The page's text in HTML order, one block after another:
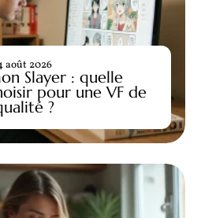
Slayer : quelle
pour une VF de
?
août 2026